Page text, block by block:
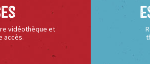
vidéothèque et
accès.